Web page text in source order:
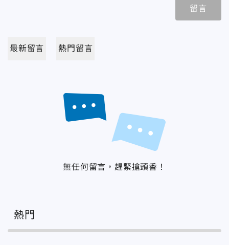
留言
最新留言 熱門留言
無任何留言，趕緊搶頭香！
熱門